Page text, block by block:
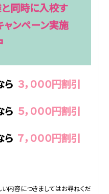
同時に入校す
ャンペーン実施
ら ３，０００円割引
ら ５，０００円割引
ら ７，０００円割引
内容につきましてはお尋ねくだ